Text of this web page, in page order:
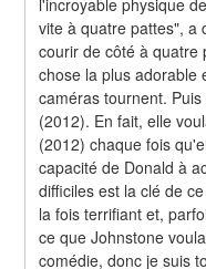
vite à quatre pattes", a
courir de côté à quatre
chose la plus adorable
caméras tournent.
(2012). En fait, elle
(2012) chaque fois
capacité de Donald à
difficiles est la clé de
la fois terrifiant et,
ce que Johnstone
comédie, donc je suis